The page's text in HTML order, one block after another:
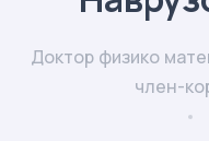
Доктор физико
член-